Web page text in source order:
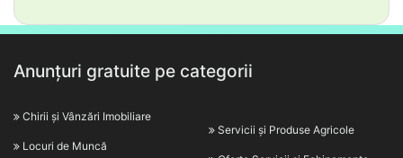
Anunțuri gratuite pe categorii
Chirii și Vânzări Imobiliare
Locuri de Muncă
Servicii și Produse Agricole